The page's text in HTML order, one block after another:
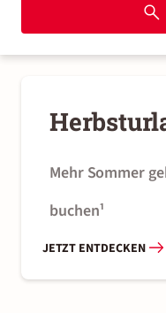
Mehr Sommer
buchen¹
JETZT ENTDECKEN